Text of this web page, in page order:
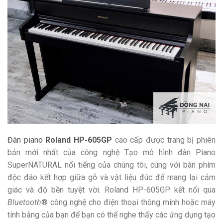
Đàn piano Roland HP-605GP cao cấp được trang bị phiên
bản mới nhất của công nghệ Tạo mô hình đàn Piano
SuperNATURAL nổi tiếng của chúng tôi, cùng với bàn phím
độc đáo kết hợp giữa gỗ và vật liệu đúc để mang lại cảm
giác và độ bền tuyệt vời. Roland HP-605GP kết nối qua
Bluetooth® công nghệ cho điện thoại thông minh hoặc máy
tính bảng của bạn để bạn có thể nghe thấy các ứng dụng tạo